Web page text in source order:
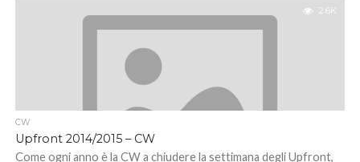
2.6K
CW
Upfront 2014/2015 – CW
Come ogni anno è la CW a chiudere la settimana degli Upfront,